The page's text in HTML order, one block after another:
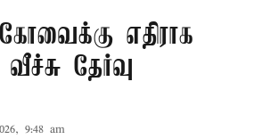
எதிராக
தேர்வு
9:48 am